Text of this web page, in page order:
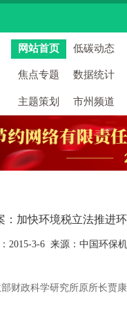
网站首页 低碳动态
焦点专题 数据统计
主题策划 市州频道
：加快环境税立法推进
2015-3-6 来源：中国环保
政科学研究所原所长贾